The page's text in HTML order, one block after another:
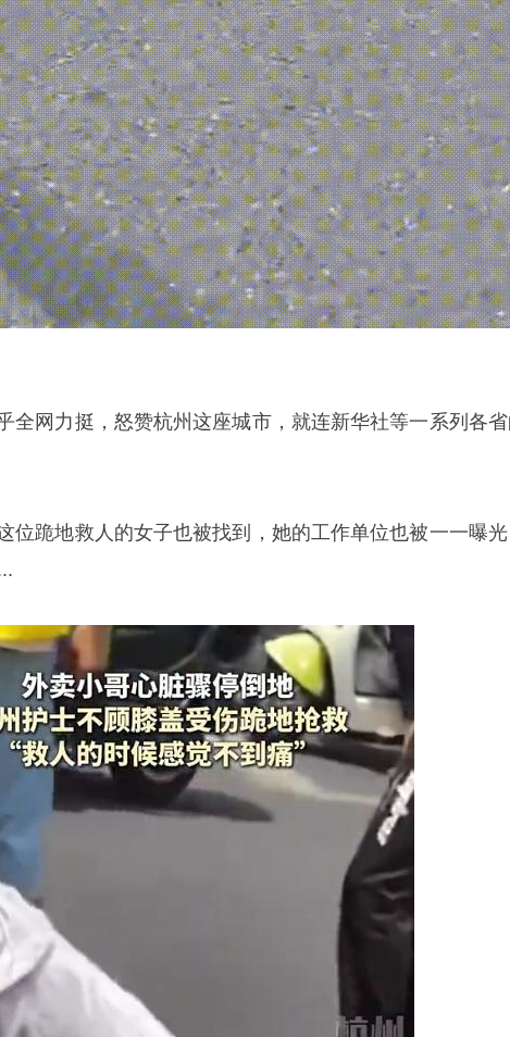
全网力挺，怒赞杭州这座城市，就连新华社等一系列各
位跪地救人的女子也被找到，她的工作单位也被一一曝